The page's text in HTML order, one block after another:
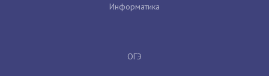
Информатика
ОГЭ